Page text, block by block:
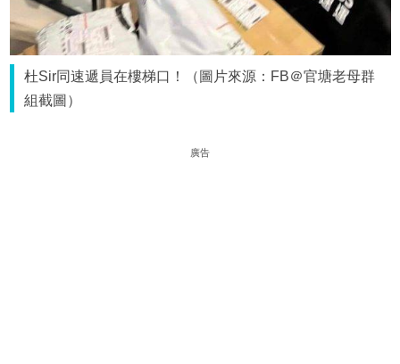
杜Sir同速遞員在樓梯口！（圖片來源：FB＠官塘老母群
組截圖）
廣告